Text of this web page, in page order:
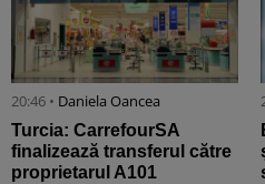
20:46 • Daniela Oancea
Turcia: CarrefourSA
finalizează transferul către
proprietarul A101